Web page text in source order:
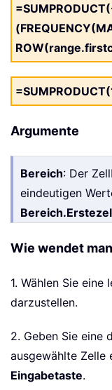
Argumente
Bereich: Der
eindeutigen
Wie wendet
1. Wählen Sie eine
darzustellen.
2. Geben Sie eine
ausgewählte Zelle
Eingabetaste.